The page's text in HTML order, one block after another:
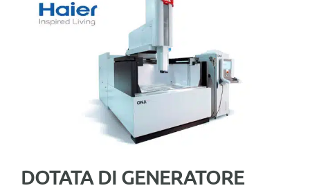
DOTATA DI GENERATORE